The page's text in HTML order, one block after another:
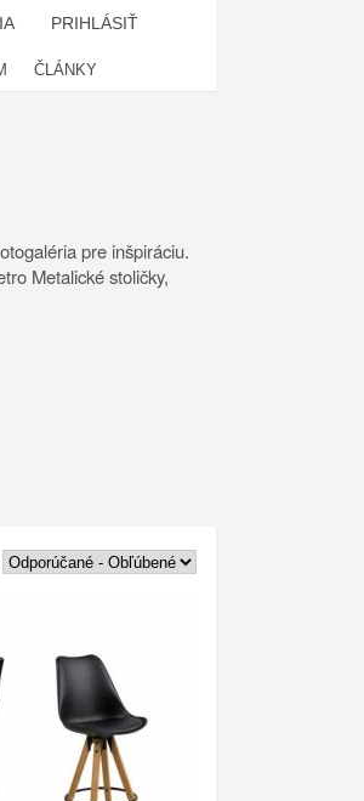
PRIHLÁSIŤ
ČLÁNKY
pre inšpiráciu.
Metalické stoličky,